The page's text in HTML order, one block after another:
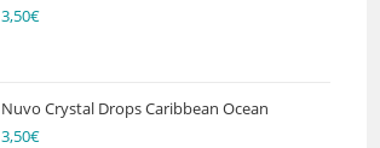
3,50€
Nuvo Crystal Drops Caribbean Ocean
3,50€